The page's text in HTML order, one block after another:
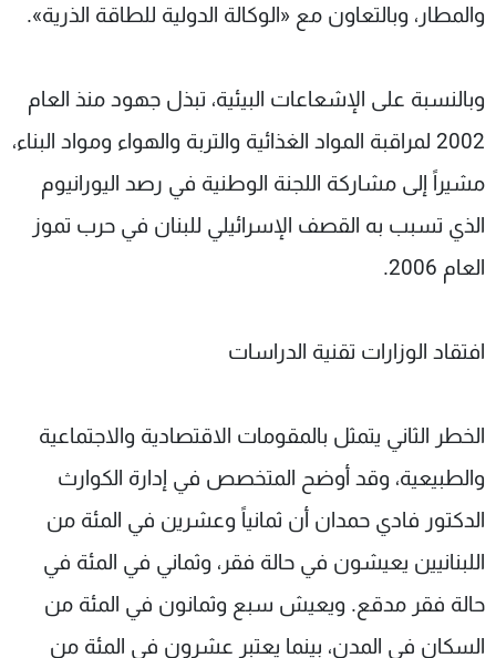
والمطار، وبالتعاون مع «الوكالة الدولية للطاقة الذرية».
وبالنسبة على الإشعاعات البيئية، تبذل جهود منذ العام
2002 لمراقبة المواد الغذائية والتربة والهواء ومواد البناء،
مشيراً إلى مشاركة اللجنة الوطنية في رصد اليورانيوم
الذي تسبب به القصف الإسرائيلي للبنان في حرب تموز
العام 2006.
افتقاد الوزارات تقنية الدراسات
الخطر الثاني يتمثل بالمقومات الاقتصادية والاجتماعية
والطبيعية، وقد أوضح المتخصص في إدارة الكوارث
الدكتور فادي حمدان أن ثمانياً وعشرين في المئة من
اللبنانيين يعيشون في حالة فقر، وثماني في المئة في
حالة فقر مدقع. ويعيش سبع وثمانون في المئة من
السكان في المدن، بينما يعتبر عشرون في المئة من